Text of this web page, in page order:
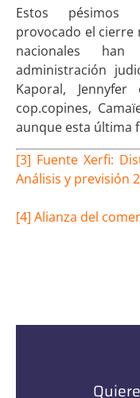
Estos pésimos
provocado el cierre
nacionales
administración
Kaporal,
cop.copines,
aunque esta última
[3] Fuente Xerfi:
Análisis y previsión
[4] Alianza del